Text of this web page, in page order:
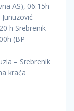
AS), 06:15h
h Srebrenik
(BP
– Srebrenik
kraća